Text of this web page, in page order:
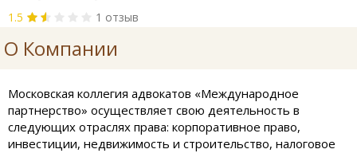
1.5 1 отзыв
О Компании
Московская коллегия адвокатов «Международное
партнерство» осуществляет свою деятельность в
следующих отраслях права: корпоративное право,
инвестиции, недвижимость и строительство, налоговое